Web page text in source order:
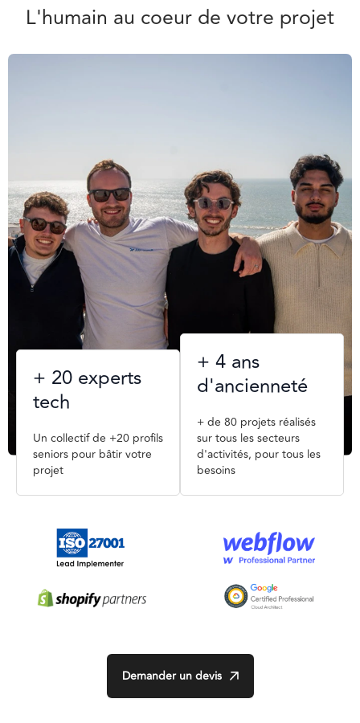
L'humain au coeur de votre projet
+ 20 experts
tech
Un collectif de +20 profils
seniors pour bâtir votre
projet
+ 4 ans
d'ancienneté
+ de 80 projets réalisés
sur tous les secteurs
d'activités, pour tous les
besoins
Demander un devis